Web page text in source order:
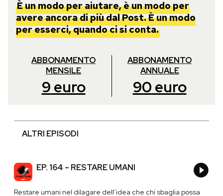
È un modo per aiutare, è un modo per
avere ancora di più dal Post. È un modo
per esserci, quando ci si conta.
ABBONAMENTO
MENSILE
9 euro
ABBONAMENTO
ANNUALE
90 euro
ALTRI EPISODI
EP. 164 – RESTARE UMANI
Restare umani nel dilagare dell’idea che chi sbaglia possa